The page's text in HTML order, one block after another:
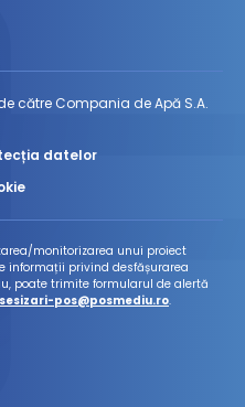
către Compania de Apă S.A.
datelor
monitorizarea unui proiect
informații privind desfășurarea
poate trimite formularul de alertă
sesizari-pos@posmediu.ro.